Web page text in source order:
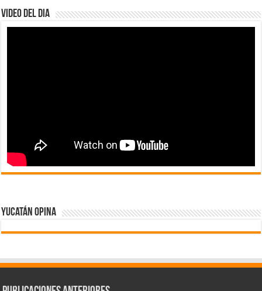
Video del dia
Yucatán Opina